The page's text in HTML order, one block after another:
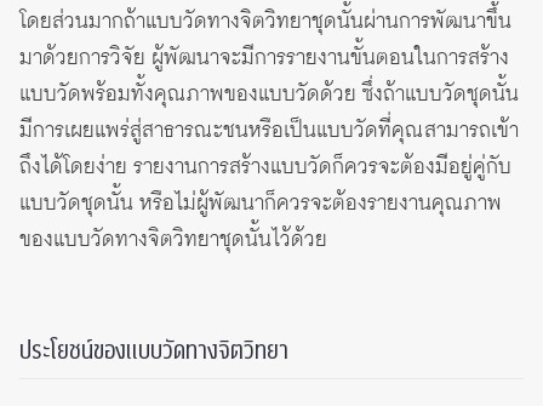
โดยส่วนมากถ้าแบบวัดทางจิตวิทยาชุดนั้นผ่านการพัฒนาขึ้น
มาด้วยการวิจัย ผู้พัฒนาจะมีการรายงานขั้นตอนในการสร้าง
แบบวัดพร้อมทั้งคุณภาพของแบบวัดด้วย ซึ่งถ้าแบบวัดชุดนั้น
มีการเผยแพร่สู่สาธารณะชนหรือเป็นแบบวัดที่คุณสามารถเข้า
ถึงได้โดยง่าย รายงานการสร้างแบบวัดก็ควรจะต้องมีอยู่คู่กับ
แบบวัดชุดนั้น หรือไม่ผู้พัฒนาก็ควรจะต้องรายงานคุณภาพ
ของแบบวัดทางจิตวิทยาชุดนั้นไว้ด้วย
ประโยชน์ของแบบวัดทางจิตวิทยา